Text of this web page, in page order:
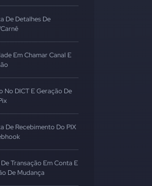
De Detalhes De
Em Chamar Canal E
No DICT E Geração De
De Recebimento Do PIX
Transação Em Conta E
De Mudança